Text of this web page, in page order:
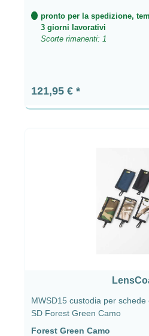
pronto per la spedizione,
3 giorni lavorativi
Scorte rimanenti: 1
Prezzo normale:
121,95 €
MWSD15 custodia per
SD Forest Green Camo
Forest Green Camo